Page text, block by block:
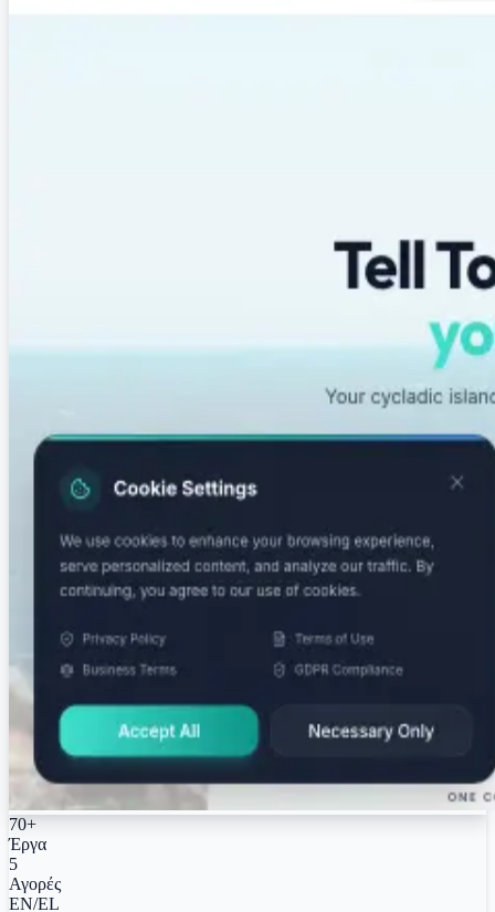
70+
Έργα
5
Αγορές
EN/EL